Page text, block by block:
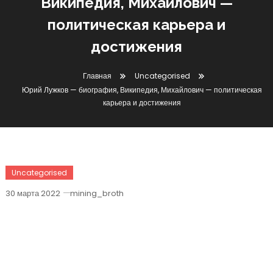
политическая карьера и
достижения
Главная
Uncategorised
Юрий Лужков — биография, Википедия, Михайлович — политическая
карьера и достижения
Uncategorised
30 марта 2022 mining_broth